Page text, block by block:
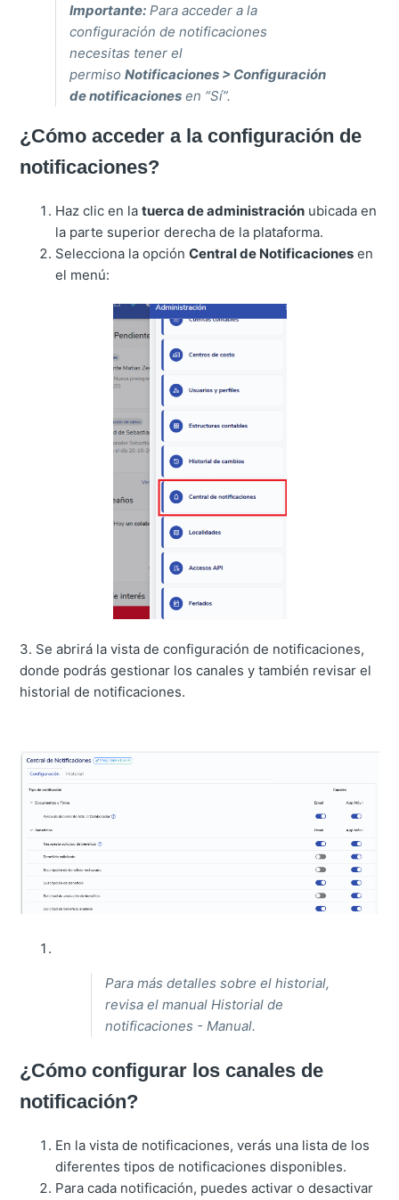
Importante: Para acceder a la
configuración de notificaciones
necesitas tener el
permisoNotificaciones > Configuración
de notificaciones en “Sí”.
¿Cómo acceder a la configuración de
notificaciones?
Haz clic en latuerca de administración ubicada en
la parte superior derecha de la plataforma.
Selecciona la opciónCentral de Notificaciones en
el menú:
3. Se abrirá la vista de configuración de notificaciones,
donde podrás gestionar los canales y también revisar el
historial de notificaciones.
Para más detalles sobre el historial,
revisa el manual Historial de
notificaciones - Manual.
¿Cómo configurar los canales de
notificación?
En la vista de notificaciones, verás una lista de los
diferentes tipos de notificaciones disponibles.
Para cada notificación, puedes activar o desactivar